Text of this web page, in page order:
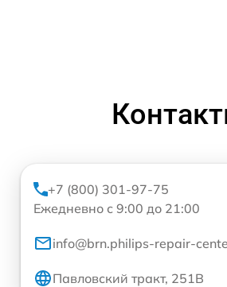
+7 (800) 301-97-75
Ежедневно с 9:00 до 21:00
info@brn.philips-repair-
Павловский тракт, 251В